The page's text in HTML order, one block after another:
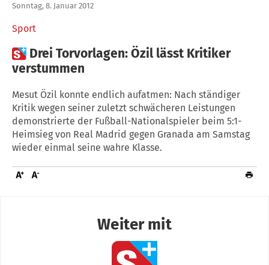
Sport
Sonntag, 8. Januar 2012
 Drei Torvorlagen: Özil lässt Kritiker
verstummen
Mesut Özil konnte endlich aufatmen: Nach ständiger
Kritik wegen seiner zuletzt schwächeren Leistungen
demonstrierte der Fußball-Nationalspieler beim 5:1-
Heimsieg von Real Madrid gegen Granada am Samstag
wieder einmal seine wahre Klasse.